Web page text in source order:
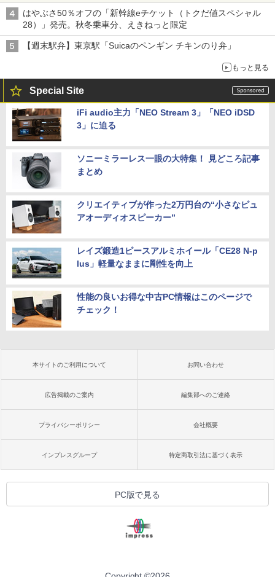
はやぶさ50％オフの「新幹線eチケット（トクだ値スペシャル
28）」発売。秋冬乗車分、えきねっと限定
【週末駅弁】東京駅「Suicaのペンギン チキンのり弁」
もっと見る
Special Site
iFi audio主力「NEO Stream 3」「NEO iDSD
3」に迫る
ソニーミラーレス一眼の大特集！ 見どころ記事
まとめ
クリエイティブが作った2万円台の“小さなピュ
アオーディオスピーカー”
レイズ鍛造1ピースアルミホイール「CE28 N-p
lus」軽量なままに剛性を向上
性能の良いお得な中古PC情報はこのページで
チェック！
本サイトのご利用について お問い合わせ
広告掲載のご案内 編集部へのご連絡
プライバシーポリシー 会社概要
インプレスグループ 特定商取引法に基づく表示
PC版で見る